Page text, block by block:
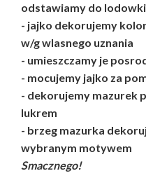
odstawiamy do lodowki
- jajko dekorujemy
w/g wlasnego uznania
- umieszczamy je
- mocujemy jajko za
- dekorujemy mazurek
lukrem
- brzeg mazurka
wybranym motywem
Smacznego!